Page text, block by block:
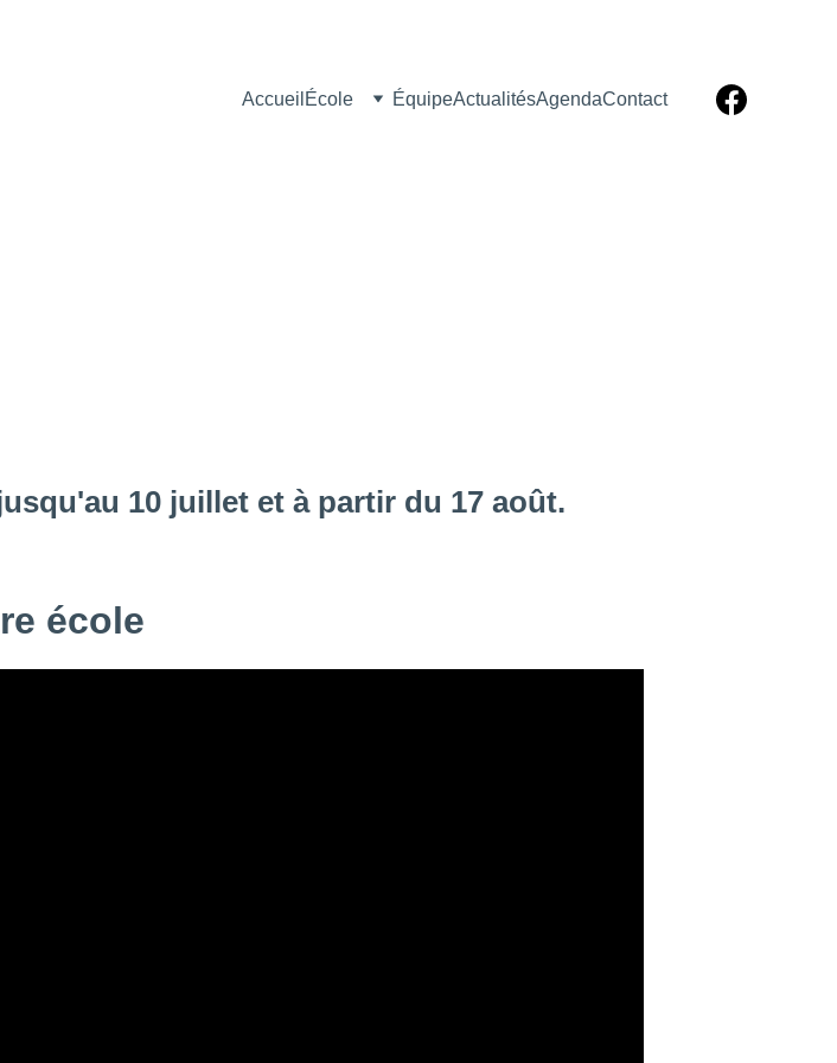
Accueil École ÉquipeActualitésAgendaContact
10 juillet et à partir du 17 août.
école